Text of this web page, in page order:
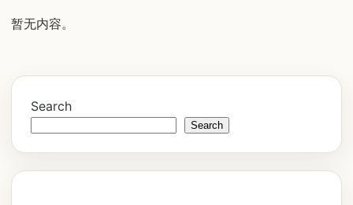
暂无内容。
Search
Search